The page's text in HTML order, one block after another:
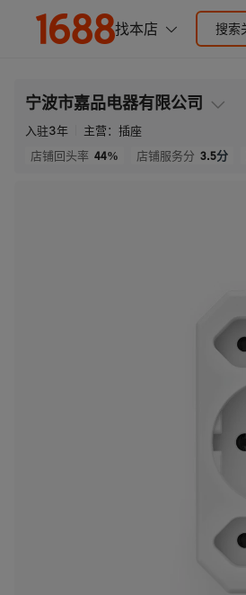
宁波市嘉品电器有限公司
入驻3年 主营： 插座
店铺回头率 44% 店铺服务分 3.5分